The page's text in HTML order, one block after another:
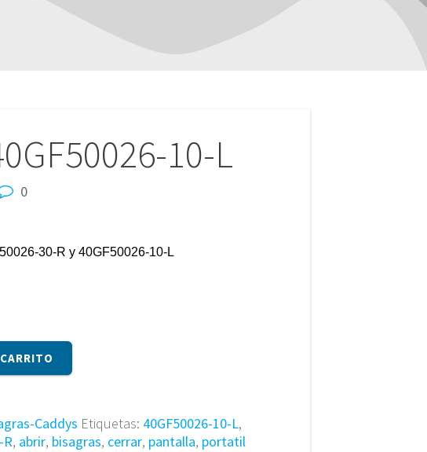
10-L
0
30-R y 40GF50026-10-L
Caddys Etiquetas: 40GF50026-10-L,
R, abrir, bisagras, cerrar, pantalla, portatil